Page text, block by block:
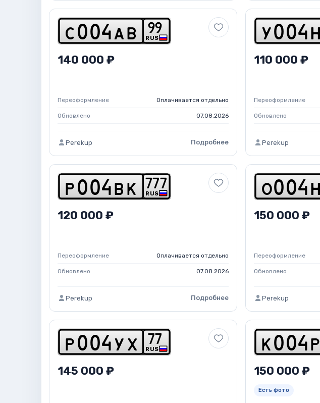
c 0 04 a b RUS
99
140 000 ₽
Переоформление Оплачивается отдельно
Обновлено 07.08.2026
Perekup Подробнее
y 0 04 h
110 000 ₽
Переоформление
Обновлено
Perekup
p 0 04 b k RUS
7 7 7
120 000 ₽
Переоформление Оплачивается отдельно
Обновлено 07.08.2026
Perekup Подробнее
o0 04 h
150 000 ₽
Переоформление
Обновлено
Perekup
p 0 04 y x RUS
7 7
145 000 ₽
k 0 04 p
150 000 ₽
Есть фото